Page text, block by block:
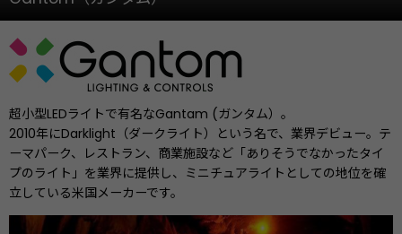
超小型LEDライトで有名なGantam (ガンタム）。
2010年にDarklight（ダークライト）という名で、業界デビュー。テ
ーマパーク、レストラン、商業施設など「ありそうでなかったタイ
プのライト」を業界に提供し、ミニチュアライトとしての地位を確
立している米国メーカーです。